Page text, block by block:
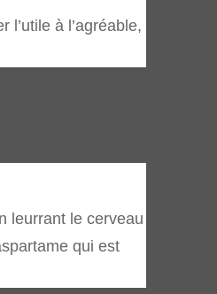
à l’agréable,
leurrant le cerveau
qui est